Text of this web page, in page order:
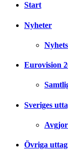
Start
Nyheter
Eurovision
Sveriges
Övriga